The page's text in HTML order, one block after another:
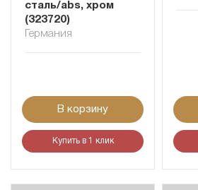
сталь/abs, хром
(323720)
Германия
В корзину
Купить в 1 клик